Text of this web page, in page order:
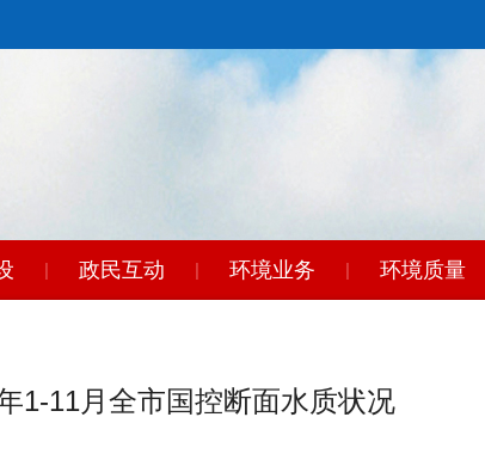
| 政民互动 | 环境业务 | 环境质量
1-11月全市国控断面水质状况